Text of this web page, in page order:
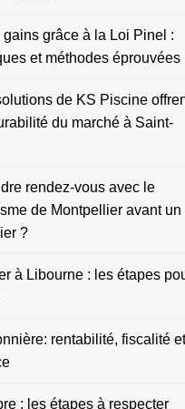
grâce à la Loi Pinel :
et méthodes éprouvées
de KS Piscine
du marché à Saint-
rendez-vous avec le
de Montpellier avant un
?
à Libourne : les étapes
rentabilité, fiscalité et
: les étapes à respecter